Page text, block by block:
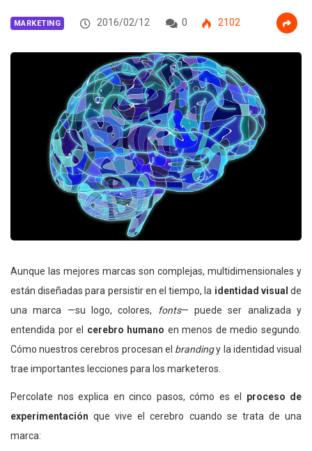
MARKETING 2016/02/12 0 2102
Aunque las mejores marcas son complejas, multidimensionales y
están diseñadas para persistir en el tiempo, la identidad visual de
una marca —su logo, colores,
fonts— puede ser analizada y
entendida por el cerebro humano en menos de medio segundo.
Cómo nuestros cerebros procesan el brandingy la identidad visual
trae importantes lecciones para los marketeros.
Percolate nos explica en cinco pasos, cómo es el proceso de
experimentación que vive el cerebro cuando se trata de una
marca: